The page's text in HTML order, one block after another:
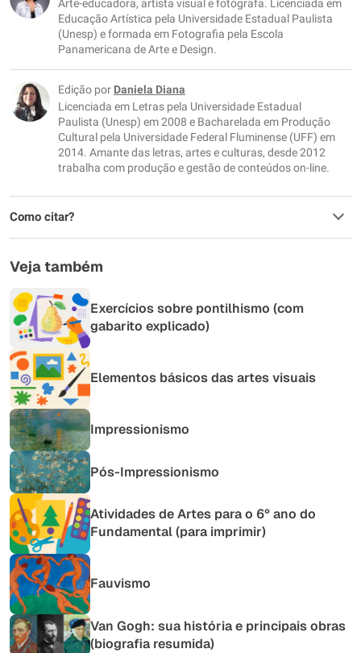
Outro
Arte-educadora, artista visual e fotógrafa. Licenciada em
Educação Artística pela Universidade Estadual Paulista
(Unesp) e formada em Fotografia pela Escola
Panamericana de Arte e Design.
Edição por Daniela Diana
Licenciada em Letras pela Universidade Estadual
Paulista (Unesp) em 2008 e Bacharelada em Produção
Cultural pela Universidade Federal Fluminense (UFF) em
2014. Amante das letras, artes e culturas, desde 2012
trabalha com produção e gestão de conteúdos on-line.
Como citar?
Veja também
Exercícios sobre pontilhismo (com
gabarito explicado)
Elementos básicos das artes visuais
Impressionismo
Pós-Impressionismo
Atividades de Artes para o 6º ano do
Fundamental (para imprimir)
Fauvismo
Van Gogh: sua história e principais obras
(biografia resumida)